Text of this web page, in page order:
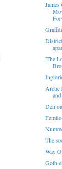
James
'The
Arctic
Den
The
Way
Goth-